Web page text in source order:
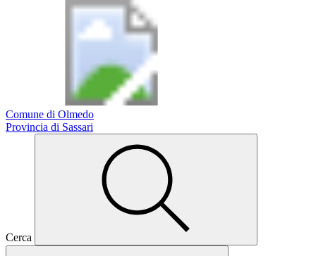
Comune di Olmedo
Provincia di Sassari
Cerca